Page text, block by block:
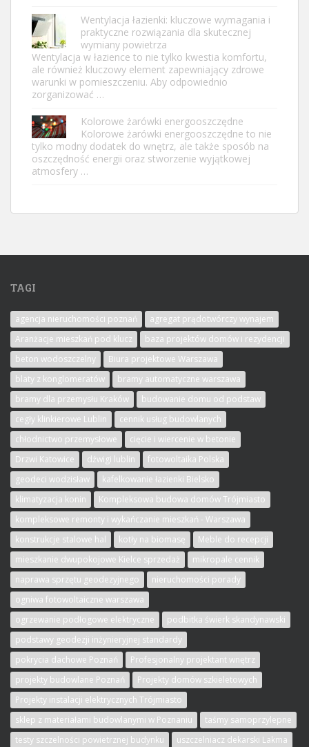
Wentylacja łazienki: kluczowe wymagania i
praktyczne rozwiązania dla skutecznej
wymiany powietrza
Wentylacja w łazience to nie tylko kwestia komfortu,
ale również kluczowy element zapewniający zdrowe
warunki w pomieszczeniu. Aby odpowiednio
zorganizować …
Kolorowe żarówki energooszczędne
Kolorowe żarówki energooszczędne to nie
tylko modny dodatek do wnętrz, ale także sposób na
oszczędność energii oraz stworzenie wyjątkowej
atmosfery …
TAGI
agencja nieruchomości poznań
agregat prądotwórczy wynajem
Aranżacje mieszkań pod klucz
baza projektów domów i rezydencji
beton wodoszczelny
Biura projektowe Warszawa
blaty z konglomeratów
bramy automatyczne warszawa
bramy dla przemysłu Kraków
budowanie domu od podstaw
cegły klinkierowe Lublin
cennik usług budowlanych
chłodnictwo przemysłowe
cięcie i wiercenie w betonie
Drzwi Katowice
dźwigi lublin
fotowoltaika Polska
geodeci wodzisław
kafelkowanie łazienki Bielsko
klimatyzacja konin
Kompleksowa budowa domów Trójmiasto
kompleksowe remonty i wykańczanie mieszkań - Warszawa
konstrukcje stalowe hal
kotły na biomasę
Meble do recepcji
mieszkanie dwupokojowe Kielce sprzedaż
mikropale cennik
naprawa sprzętu geodezyjnego
nieruchomości porady
ogniwa fotowoltaiczne warszawa
ogrzewanie podłogowe elektryczne
podbitka świerk skandynawski
podstawy geodezji inżynieryjnej standardy
pokrycia dachowe Poznań
Profesjonalny projektant wnętrz
projekty budowlane Poznań
Projekty domów szkieletowych
Projekty instalacji elektrycznych Trójmiasto
sklep z materiałami budowlanymi w Poznaniu
taśmy samoprzylepne
testy szczelności powietrznej budynku
uszczelniacz dekarski Lakma